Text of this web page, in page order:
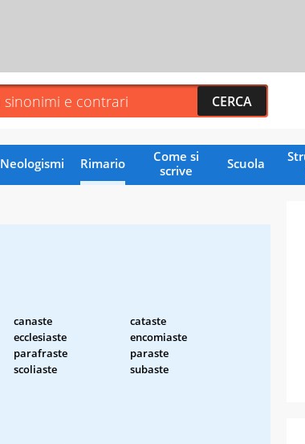
Neologismi Rimario
Come si
scrive
Scuola
canaste
cataste
ecclesiaste
encomiaste
parafraste
paraste
scoliaste
subaste